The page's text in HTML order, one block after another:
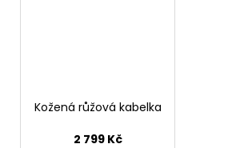
Kožená růžová kabelka
2 799 Kč